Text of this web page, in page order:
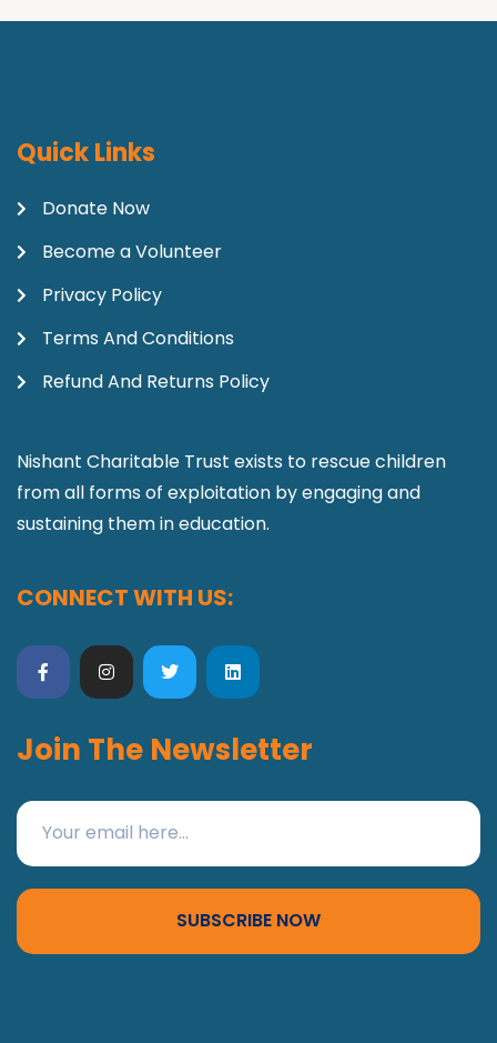
Quick Links
Donate Now
Become a Volunteer
Privacy Policy
Terms And Conditions
Refund And Returns Policy
Nishant Charitable Trust exists to rescue children
from all forms of exploitation by engaging and
sustaining them in education.
CONNECT WITH US:
Join The Newsletter
SUBSCRIBE NOW